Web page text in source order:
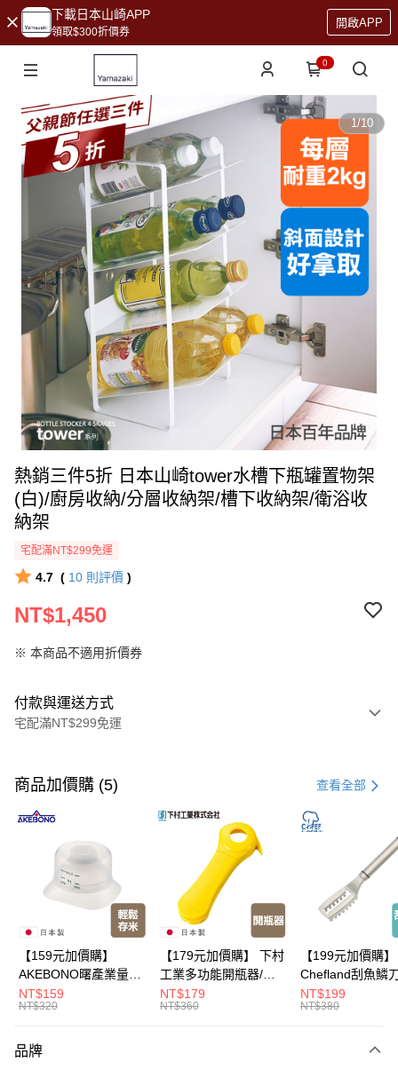
下載日本山崎APP
領取$300折價券
開啟APP
0
1/10
熱銷三件5折 日本山崎tower水槽下瓶罐置物架
(白)/廚房收納/分層收納架/槽下收納架/衛浴收
納架
宅配滿NT$299免運
4.7 ( 10 則評價 )
NT$1,450
※ 本商品不適用折價券
付款與運送方式
宅配滿NT$299免運
信用卡一次付款
LINE Pay
Apple Pay
悠遊付
全盈+PAY
大哥付你分期
相關說明
2.付款方式選擇「大哥付你分期」，訂單成立後會自動跳轉到大哥付的交易
商品加價購 (5) 查看全部
【159元加價購】
AKEBONO曙產業量米
杯漏斗組(白)/量米杯/
米桶/量米用具/任二件8
NT$159
NT$320
【179元加價購】 下村
工業多功能開瓶器/開
瓶器/餐廚用品/料理道
具/任二件8折
NT$179
NT$360
【199元加價購】
Chefland刮魚鱗
魚鱗器/廚房用品/
道具/任二件8折
NT$199
NT$380
品牌